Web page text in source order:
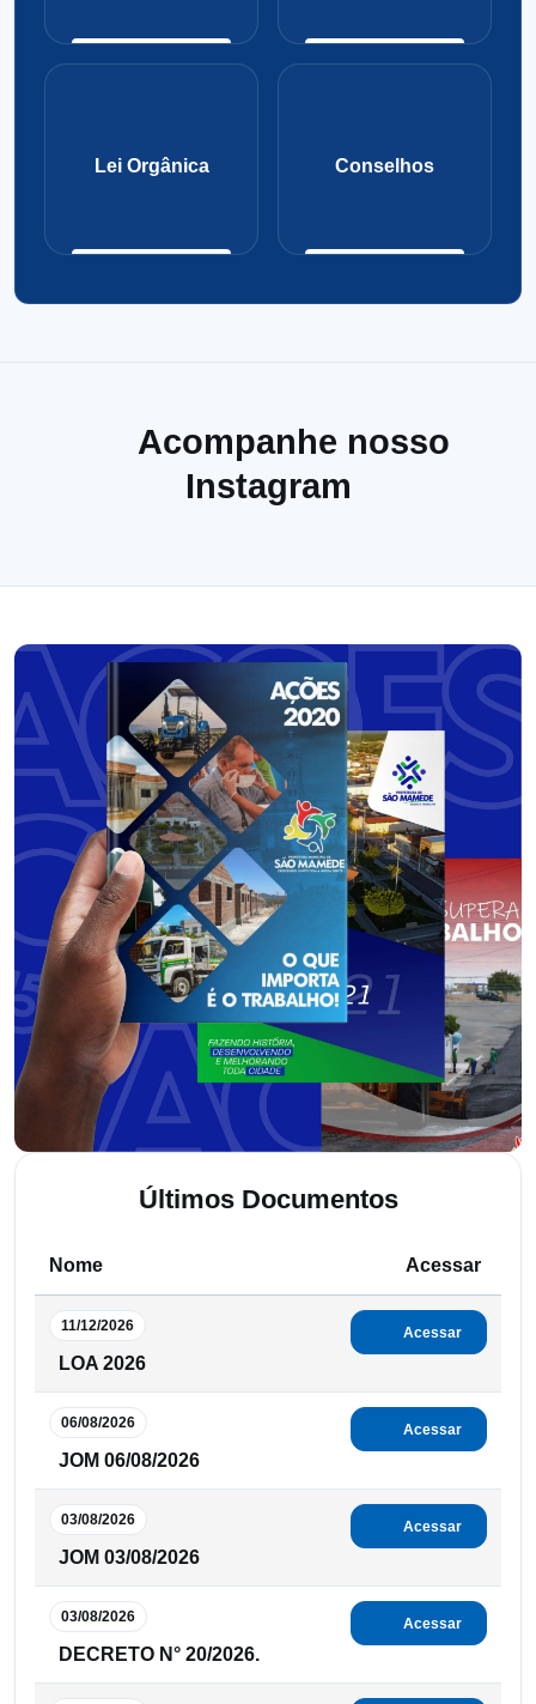
Lei Orgânica Conselhos
Acompanhe nosso
Instagram
Últimos Documentos
Nome Acessar
11/12/2026
LOA 2026
Acessar
06/08/2026
JOM 06/08/2026
Acessar
03/08/2026
JOM 03/08/2026
Acessar
03/08/2026
DECRETO N° 20/2026.
Acessar